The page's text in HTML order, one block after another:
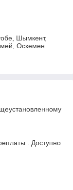
Шымкент,
Оскемен
. Доступно